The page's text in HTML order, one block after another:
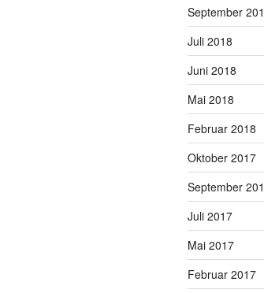
September
Juli 2018
Juni 2018
Mai 2018
Februar 2018
Oktober 2017
September
Juli 2017
Mai 2017
Februar 2017